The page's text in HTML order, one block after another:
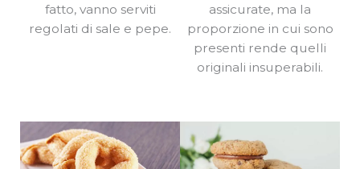
fatto, vanno serviti
regolati di sale e pepe.
assicurate, ma la
proporzione in cui sono
presenti rende quelli
originali insuperabili.